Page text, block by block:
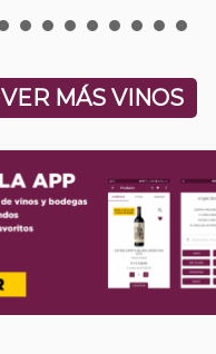
VER MÁS VINOS